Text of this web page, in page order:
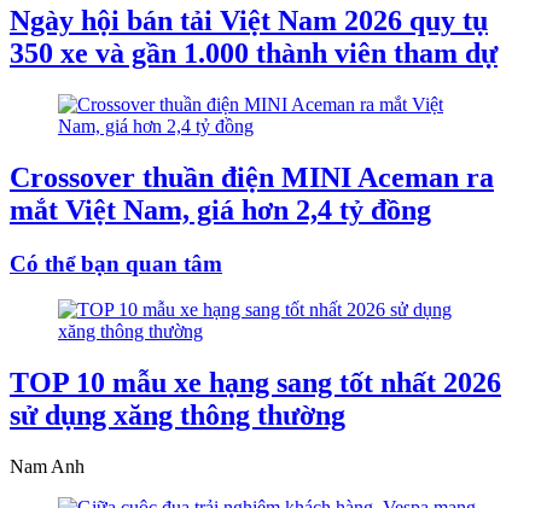
Ngày hội bán tải Việt Nam 2026 quy tụ
350 xe và gần 1.000 thành viên tham dự
Crossover thuần điện MINI Aceman ra
mắt Việt Nam, giá hơn 2,4 tỷ đồng
Có thể bạn quan tâm
TOP 10 mẫu xe hạng sang tốt nhất 2026
sử dụng xăng thông thường
Nam Anh